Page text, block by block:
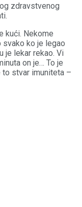
zdravstvenog
kući. Nekome
svako ko je legao
je lekar rekao. Vi
on je… To je
stvar imuniteta –